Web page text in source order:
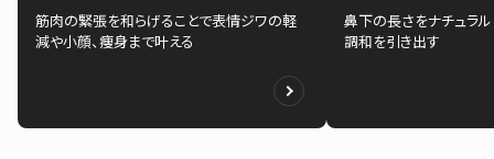
筋肉の緊張を和らげることで表情ジワの軽
減や小顔、痩身まで叶える
鼻下の長さをナチュラ
調和を引き出す